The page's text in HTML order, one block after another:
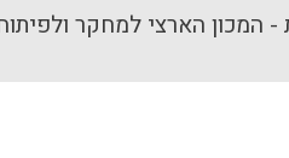
- המכון הארצי למחקר